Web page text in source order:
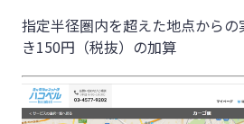
指定半径圏内を超えた地点から
き150円（税抜）の加算